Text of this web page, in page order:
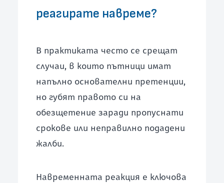
реагирате навреме?
В практиката често се срещат
случаи, в които пътници имат
напълно основателни претенции,
но губят правото си на
обезщетение заради пропуснати
срокове или неправилно подадени
жалби.
Навременната реакция е ключова